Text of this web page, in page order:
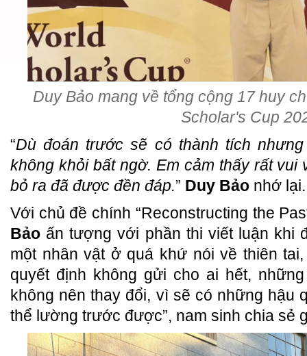
Duy Bảo mang về tổng cộng 17 huy
Scholar's Cup
“Dù đoán trước sẽ có thành tích
không khỏi bất ngờ. Em cảm thấy rất
bỏ ra đã được đền đáp.” Duy Bảo nhớ lại.
Với chủ đề chính “Reconstructing the
Bảo ấn tượng với phần thi viết luận khi
một nhân vật ở quá khứ nói về thiên
quyết định không gửi cho ai hết,
không nên thay đổi, vì sẽ có những hậu
thể lường trước được”, nam sinh chia sẻ